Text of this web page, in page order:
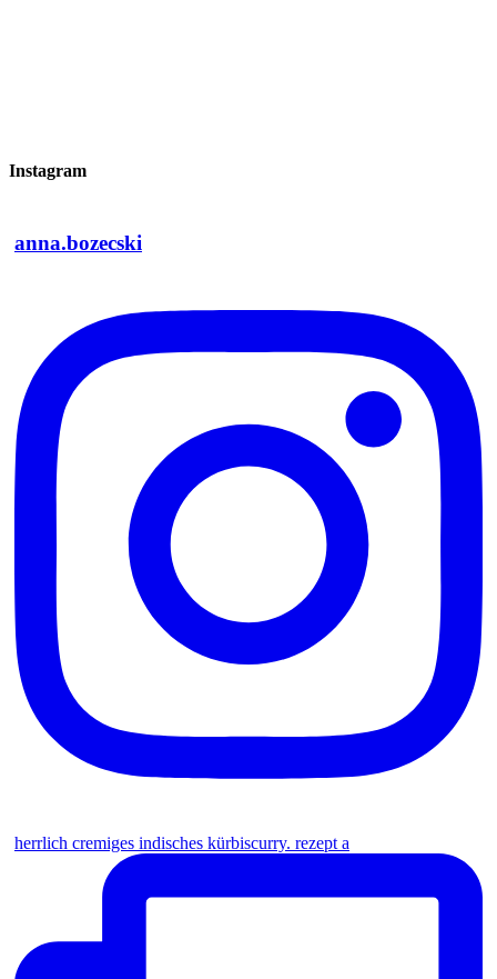
Instagram
anna.bozecski
herrlich cremiges indisches kürbiscurry. rezept a